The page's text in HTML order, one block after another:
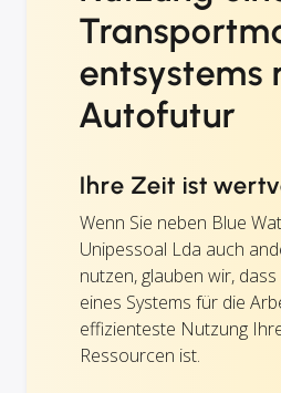
entsystems
Autofutur
Ihre Zeit ist
Wenn Sie neben Blue
Unipessoal Lda auch
nutzen, glauben wir,
eines Systems für die
effizienteste Nutzung
Ressourcen ist.